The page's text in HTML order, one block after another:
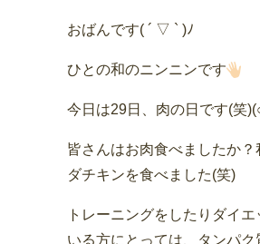
おばんです( ´ ▽ ` )ﾉ
ひとの和のニンニンです
今日は29日、肉の日です(笑
皆さんはお肉食べましたか？
ダチキンを食べました(笑)
トレーニングをしたりダイエ
いる方にとっては、タンパク